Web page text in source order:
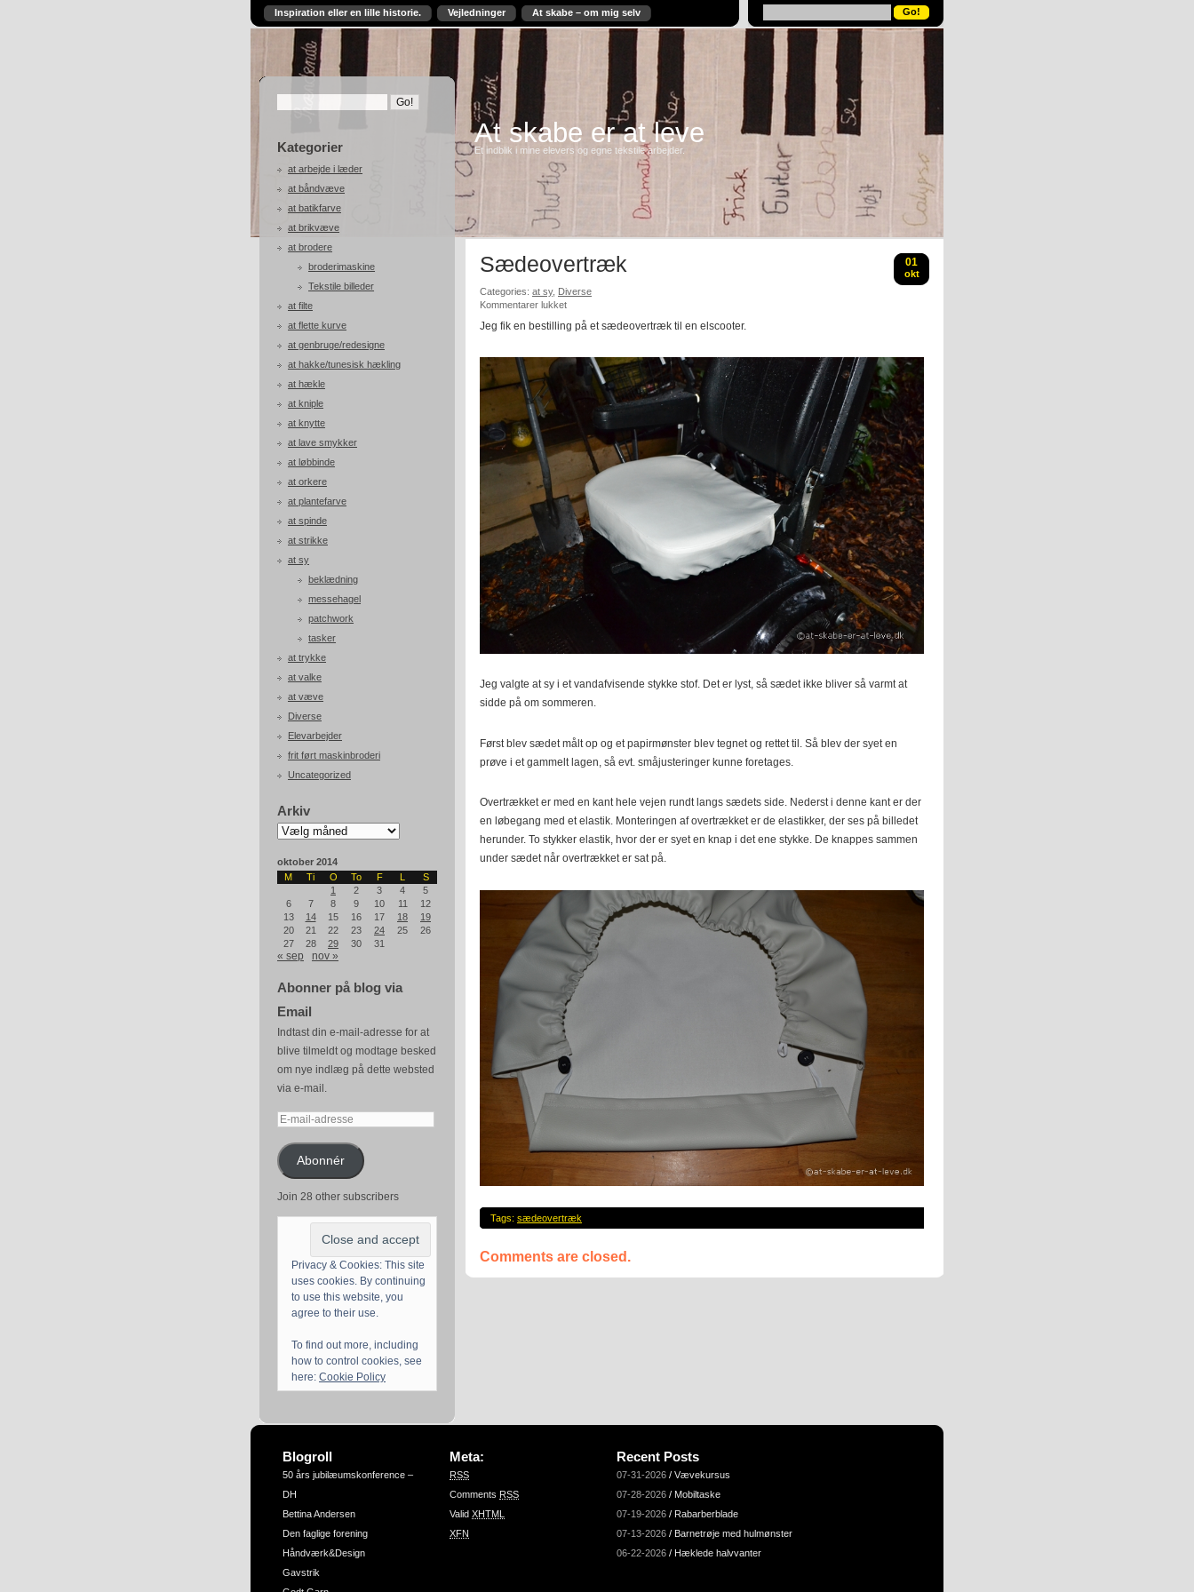
Inspiration eller en lille historie. Vejledninger At skabe – om mig selv
Kategorier
at arbejde i læder
at båndvæve
at batikfarve
at brikvæve
at brodere
broderimaskine
Tekstile billeder
at filte
at flette kurve
at genbruge/redesigne
at hakke/tunesisk hækling
at hækle
at kniple
at knytte
at lave smykker
at løbbinde
at orkere
at plantefarve
at spinde
at strikke
at sy
beklædning
messehagel
patchwork
tasker
at trykke
at valke
at væve
Diverse
Elevarbejder
frit ført maskinbroderi
Uncategorized
Arkiv
Arkiv
oktober 2014
M
Ti O To F L
S
1
2 3 4
5
6
7 8 9 10 11
12
13
14 15 16 17 18
19
20
21 22 23 24 25
26
27
28 29 30 31
« sep nov »
Abonner på blog via
Email
Indtast din e-mail-adresse for at
blive tilmeldt og modtage besked
om nye indlæg på dette websted
via e-mail.
E-
adresseAbonnér
Join 28 other subscribers
Privacy & Cookies: This site
uses cookies. By continuing
to use this website, you
agree to their use.
To find out more, including
how to control cookies, see
here: Cookie Policy
At skabe er at leve
Et indblik i mine elevers og egne tekstile arbejder.
Sædeovertræk 01
okt
Categories: at sy, Diverse
Kommentarer lukkettil
Jeg fik en bestilling på et sædeovertræk til en elscooter.
Jeg valgte at sy i et vandafvisende stykke stof. Det er lyst, så sædet ikke bliver så varmt at
sidde på om sommeren.
Først blev sædet målt op og et papirmønster blev tegnet og rettet til. Så blev der syet en
prøve i et gammelt lagen, så evt. småjusteringer kunne foretages.
Overtrækket er med en kant hele vejen rundt langs sædets side. Nederst i denne kant er der
en løbegang med et elastik. Monteringen af overtrækket er de elastikker, der ses på billedet
herunder. To stykker elastik, hvor der er syet en knap i det ene stykke. De knappes sammen
under sædet når overtrækket er sat på.
Tags: sædeovertræk
Comments are closed.
Blogroll
50 års jubilæumskonference –
DH
Bettina Andersen
Den faglige forening
Håndværk&Design
Gavstrik
Meta:
RSS
Comments RSS
Valid XHTML
XFN
Recent Posts
07-31-2026 / Vævekursus
07-28-2026 / Mobiltaske
07-19-2026 / Rabarberblade
07-13-2026 / Barnetrøje med hulmønster
06-22-2026 / Hæklede halvvanter